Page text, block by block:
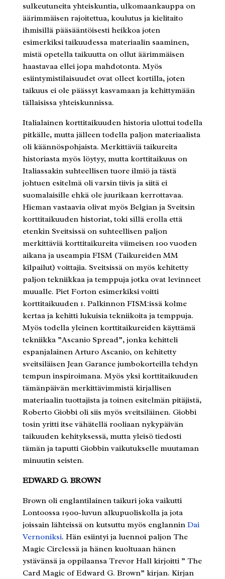
sulkeutuneita yhteiskuntia, ulkomaankauppa on
äärimmäisen rajoitettua, koulutus ja kielitaito
ihmisillä pääsääntöisesti heikkoa joten
esimerkiksi taikuudessa materiaalin saaminen,
mistä opetella taikuutta on ollut äärimmäisen
haastavaa ellei jopa mahdotonta. Myös
esiintymistilaisuudet ovat olleet kortilla, joten
taikuus ei ole päässyt kasvamaan ja kehittymään
tällaisissa yhteiskunnissa.
Italialainen korttitaikuuden historia ulottui todella
pitkälle, mutta jälleen todella paljon materiaalista
oli käännöspohjaista. Merkittäviä taikureita
historiasta myös löytyy, mutta korttitaikuus on
Italiassakin suhteellisen tuore ilmiö ja tästä
johtuen esitelmä oli varsin tiivis ja siitä ei
suomalaisille ehkä ole juurikaan kerrottavaa.
Hieman vastaavia olivat myös Belgian ja Sveitsin
korttitaikuuden historiat, toki sillä erolla että
etenkin Sveitsissä on suhteellisen paljon
merkittäviä korttitaikureita viimeisen 100 vuoden
aikana ja useampia FISM (Taikureiden MM
kilpailut) voittajia. Sveitsissä on myös kehitetty
paljon tekniikkaa ja temppuja jotka ovat levinneet
muualle. Piet Forton esimerkiksi voitti
korttitaikuuden 1. Palkinnon FISM:issä kolme
kertaa ja kehitti lukuisia tekniikoita ja temppuja.
Myös todella yleinen korttitaikureiden käyttämä
tekniikka ”Ascanio Spread”, jonka kehitteli
espanjalainen Arturo Ascanio, on kehitetty
sveitsiläisen Jean Garance jumbokorteilla tehdyn
tempun inspiroimana. Myös yksi korttitaikuuden
tämänpäivän merkittävimmistä kirjallisen
materiaalin tuottajista ja toinen esitelmän pitäjistä,
Roberto Giobbi oli siis myös sveitsiläinen. Giobbi
tosin yritti itse vähätellä rooliaan nykypäivän
taikuuden kehityksessä, mutta yleisö tiedosti
tämän ja taputti Giobbin vaikutukselle muutaman
minuutin seisten.
EDWARD G. BROWN
Brown oli englantilainen taikuri joka vaikutti
Lontoossa 1900-luvun alkupuoliskolla ja jota
joissain lähteissä on kutsuttu myös englannin Dai
Vernoniksi. Hän esiintyi ja luennoi paljon The
Magic Circlessä ja hänen kuoltuaan hänen
ystävänsä ja oppilaansa Trevor Hall kirjoitti ” The
Card Magic of Edward G. Brown” kirjan. Kirjan